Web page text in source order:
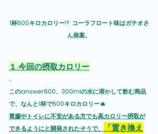
1杯600キロカロリー!?  コーラフロート味はガチオさ
ん発案。
１.今回の摂取カロリー
...
このanswer600、300mlの水に溶かして飲む商品
で、なんと1杯で600キロカロリー🔥
胃腸やトイレに不安がある方でも高カロリー摂取が
できるようにと開発されたそうで、
「置き換え